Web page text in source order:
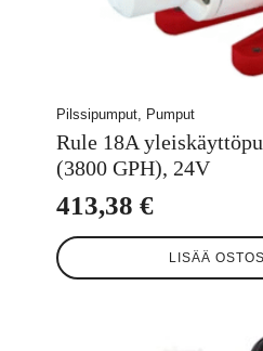
Pilssipumput, Pumput
Rule 18A
(3800 GPH), 24V
413,38 €
LISÄÄ